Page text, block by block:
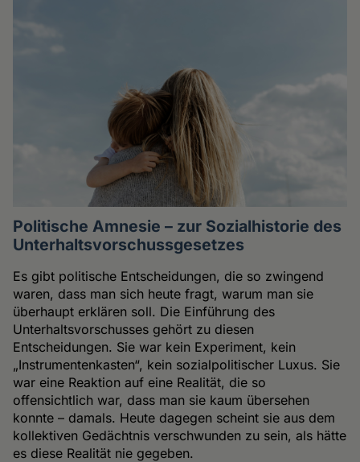
Politische Amnesie – zur Sozialhistorie des
Unterhaltsvorschussgesetzes
Es gibt politische Entscheidungen, die so zwingend
waren, dass man sich heute fragt, warum man sie
überhaupt erklären soll. Die Einführung des
Unterhaltsvorschusses gehört zu diesen
Entscheidungen. Sie war kein Experiment, kein
„Instrumentenkasten“, kein sozialpolitischer Luxus. Sie
war eine Reaktion auf eine Realität, die so
offensichtlich war, dass man sie kaum übersehen
konnte – damals. Heute dagegen scheint sie aus dem
kollektiven Gedächtnis verschwunden zu sein, als hätte
es diese Realität nie gegeben.